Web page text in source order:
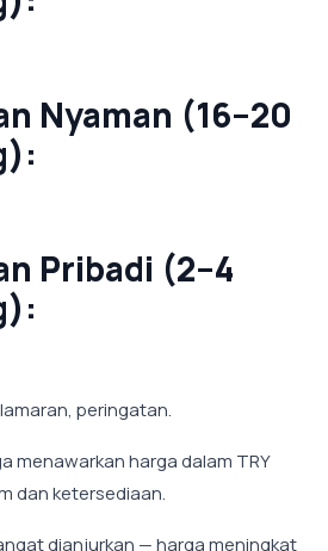
Nyaman (16–20
Pribadi (2–4
peringatan.
menawarkan harga dalam TRY
dan ketersediaan.
dianjurkan — harga meningkat